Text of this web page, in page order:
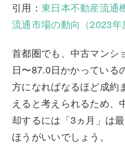
引用： 東日本不動産流通
流通市場の動向（2023年
首都圏でも、中古マンシ
日〜87.0日かかっている
方になればなるほど成約
えると考えられるため、
却するには「3ヵ月」は
ほうがいいでしょう。